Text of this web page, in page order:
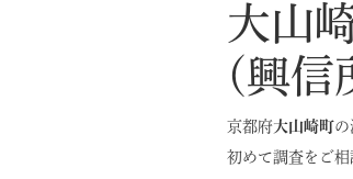
大山
(興信
京都府大山崎町の
初めて調査をご相